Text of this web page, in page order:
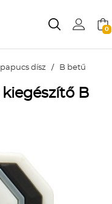
0
papucs dísz / B betű
B